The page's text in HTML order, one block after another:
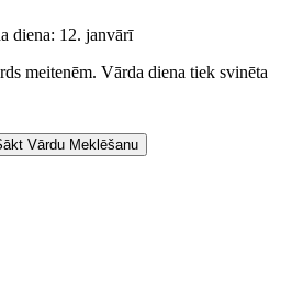
diena: 12. janvārī
meitenēm. Vārda diena tiek svinēta
Vārdu Meklēšanu